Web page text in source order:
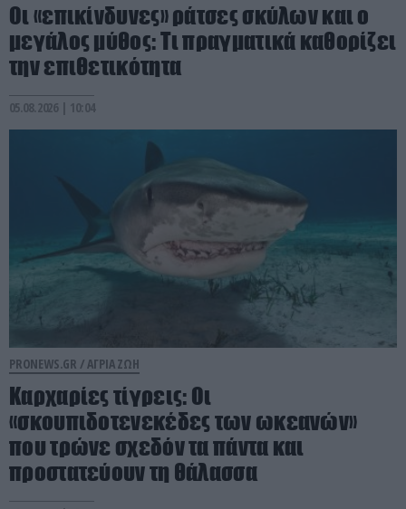
Οι «επικίνδυνες» ράτσες σκύλων και ο
μεγάλος μύθος: Τι πραγματικά καθορίζει
την επιθετικότητα
05.08.2026 | 10:04
PRONEWS.GR /ΑΓΡΙΑ ΖΩΗ
Καρχαρίες τίγρεις: Οι
«σκουπιδοτενεκέδες των ωκεανών»
που τρώνε σχεδόν τα πάντα και
προστατεύουν τη θάλασσα